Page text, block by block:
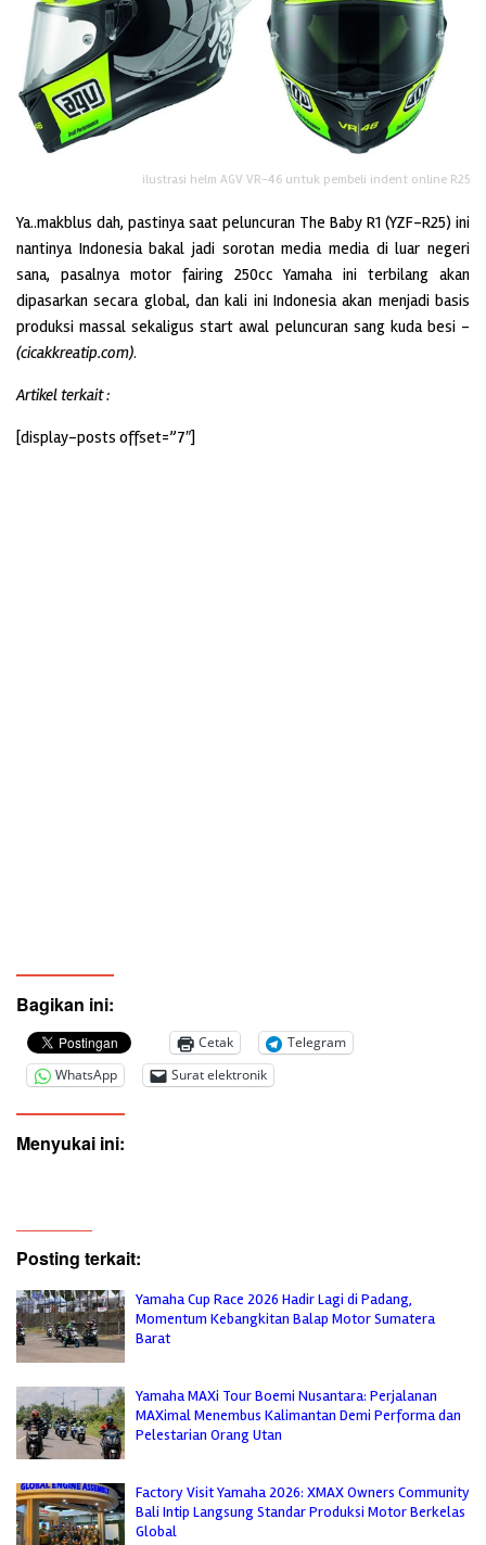
ilustrasi helm AGV VR-46 untuk pembeli indent online R25
Ya..makblus dah, pastinya saat peluncuran The Baby R1 (YZF-R25) ini
nantinya Indonesia bakal jadi sorotan media media di luar negeri
sana, pasalnya motor fairing 250cc Yamaha ini terbilang akan
dipasarkan secara global, dan kali ini Indonesia akan menjadi basis
produksi massal sekaligus start awal peluncuran sang kuda besi –
(cicakkreatip.com).
Artikel terkait :
[display-posts offset=”7″]
Bagikan ini:
Cetak
Telegram
WhatsApp
Surat elektronik
Menyukai ini:
Posting terkait:
Yamaha Cup Race 2026 Hadir Lagi di Padang,
Momentum Kebangkitan Balap Motor Sumatera
Barat
Yamaha MAXi Tour Boemi Nusantara: Perjalanan
MAXimal Menembus Kalimantan Demi Performa dan
Pelestarian Orang Utan
Factory Visit Yamaha 2026: XMAX Owners Community
Bali Intip Langsung Standar Produksi Motor Berkelas
Global